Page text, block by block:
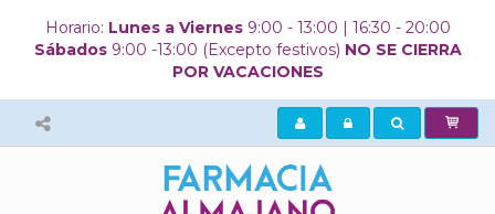
Horario: Lunes a Viernes9:00 - 13:00 | 16:30 - 20:00
Sábados9:00 -13:00 (Excepto festivos) NO SE CIERRA
POR VACACIONES